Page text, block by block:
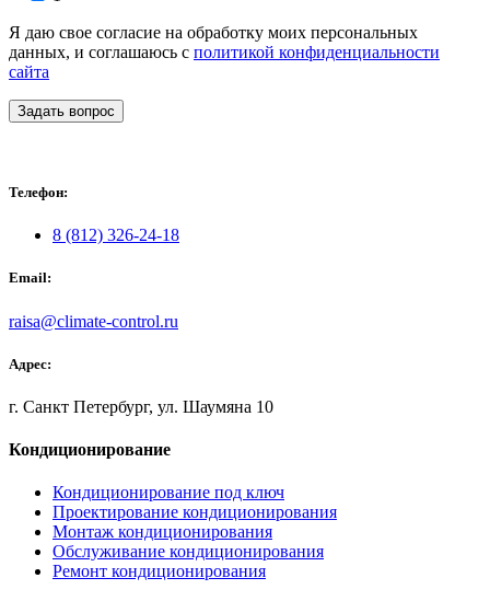
Я даю свое согласие на обработку моих персональных
данных, и соглашаюсь с политикой конфиденциальности
сайта
Задать вопрос
Телефон:
8 (812) 326-24-18
Email:
raisa@climate-control.ru
Адрес:
г. Санкт Петербург, ул. Шаумяна 10
Кондиционирование
Кондиционирование под ключ
Проектирование кондиционирования
Монтаж кондиционирования
Обслуживание кондиционирования
Ремонт кондиционирования